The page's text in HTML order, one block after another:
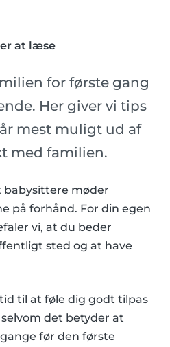
at læse
for første gang
Her giver vi tips
mest muligt ud af
med familien.
møder
på forhånd. For din egen
vi, at du beder
sted og at have
til at føle dig godt tilpas
det betyder at
før den første